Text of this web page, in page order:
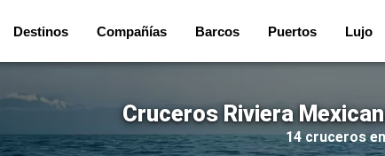
Destinos Compañías Barcos Puertos Lujo
Cruceros Riviera
14 cruceros